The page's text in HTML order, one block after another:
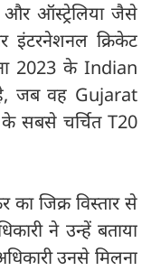
और ऑस्ट्रेलिया जैसे
इंटरनेशनल क्रिकेट
2023 के Indian
जब वह Gujarat
सबसे चर्चित T20
जिक्र विस्तार से
ने उन्हें बताया
उनसे मिलना